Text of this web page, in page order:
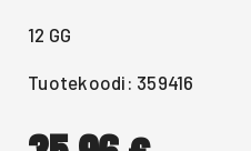
12 GG
Tuotekoodi: 359416